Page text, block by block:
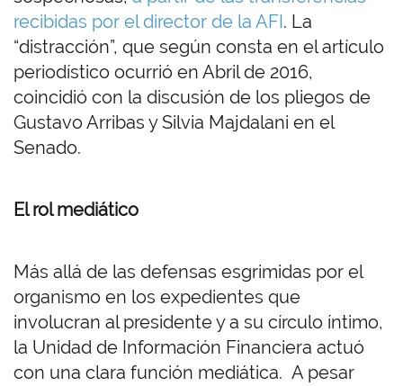
recibidas por el director de la AFI. La
“distracción”, que según consta en el artículo
periodístico ocurrió en Abril de 2016,
coincidió con la discusión de los pliegos de
Gustavo Arribas y Silvia Majdalani en el
Senado.
El rol mediático
Más allá de las defensas esgrimidas por el
organismo en los expedientes que
involucran al presidente y a su círculo íntimo,
la Unidad de Información Financiera actuó
con una clara función mediática. A pesar